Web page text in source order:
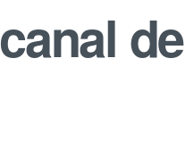
de